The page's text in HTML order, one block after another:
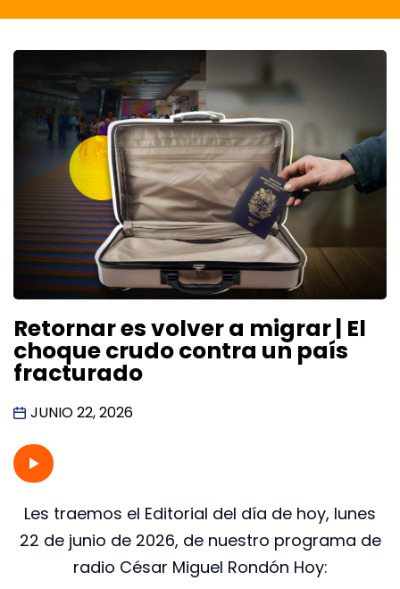
Retornar es volver a migrar | El
choque crudo contra un país
fracturado
JUNIO 22, 2026
Les traemos el Editorial del día de hoy, lunes
22 de junio de 2026, de nuestro programa de
radio César Miguel Rondón Hoy: